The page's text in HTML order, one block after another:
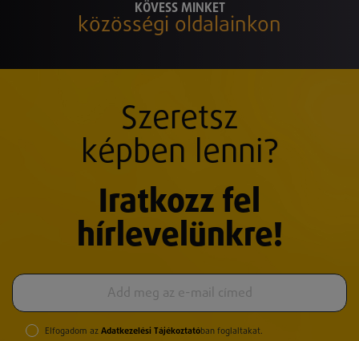
KÖVESS MINKET
közösségi oldalainkon
Szeretsz
képben lenni?
Iratkozz fel
hírlevelünkre!
Elfogadom az Adatkezelési Tájékoztatóban foglaltakat.